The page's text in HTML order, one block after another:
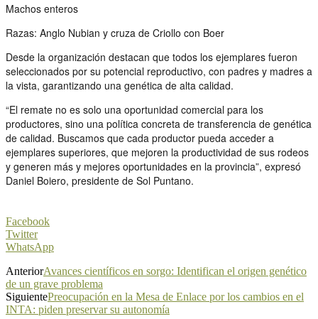
Machos enteros
Razas: Anglo Nubian y cruza de Criollo con Boer
Desde la organización destacan que todos los ejemplares fueron
seleccionados por su potencial reproductivo, con padres y madres a
la vista, garantizando una genética de alta calidad.
“El remate no es solo una oportunidad comercial para los
productores, sino una política concreta de transferencia de genética
de calidad. Buscamos que cada productor pueda acceder a
ejemplares superiores, que mejoren la productividad de sus rodeos
y generen más y mejores oportunidades en la provincia”, expresó
Daniel Boiero, presidente de Sol Puntano.
Facebook
Twitter
WhatsApp
AnteriorAvances científicos en sorgo: Identifican el origen genético
de un grave problema
SiguientePreocupación en la Mesa de Enlace por los cambios en el
INTA: piden preservar su autonomía